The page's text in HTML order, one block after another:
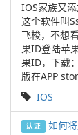
IOS家族又
这个软件叫
飞梭，不想
果ID登陆苹
果ID，下载
版在APP
IOS
认证 如何